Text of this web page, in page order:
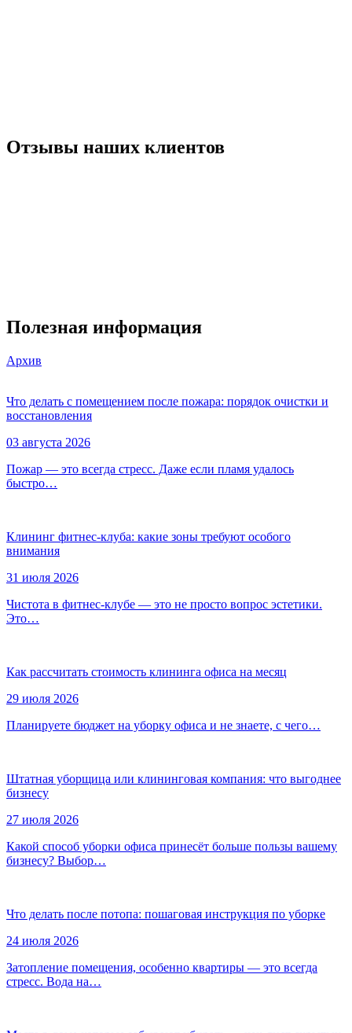
Отзывы наших клиентов
Полезная информация
Архив
Что делать с помещением после пожара: порядок очистки и
восстановления
03 августа 2026
Пожар — это всегда стресс. Даже если пламя удалось
быстро…
Клининг фитнес-клуба: какие зоны требуют особого
внимания
31 июля 2026
Чистота в фитнес-клубе — это не просто вопрос эстетики.
Это…
Как рассчитать стоимость клининга офиса на месяц
29 июля 2026
Планируете бюджет на уборку офиса и не знаете, с чего…
Штатная уборщица или клининговая компания: что выгоднее
бизнесу
27 июля 2026
Какой способ уборки офиса принесёт больше пользы вашему
бизнесу? Выбор…
Что делать после потопа: пошаговая инструкция по уборке
24 июля 2026
Затопление помещения, особенно квартиры — это всегда
стресс. Вода на…